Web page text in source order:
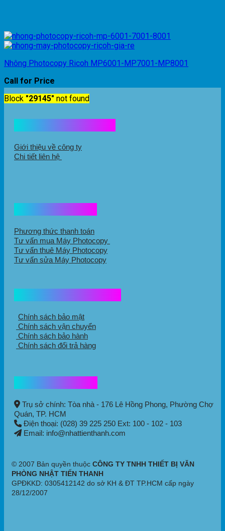
Nhông Photocopy Ricoh MP6001-MP7001-MP8001
Call for Price
Block "29145" not found
Giới thiệu về công ty
Chi tiết liên hệ
Phương thức thanh toán
Tư vấn mua Máy Photocopy
Tư vấn thuê Máy Photocopy
Tư vấn sửa Máy Photocopy
Chính sách bảo mật
Chính sách vận chuyển
Chính sách bảo hành
Chính sách đổi trả hàng
Trụ sở chính: Tòa nhà - 176 Lê Hồng Phong, Phường Chợ
Quán, TP. HCM
Điện thoại: (028) 39 225 250 Ext: 100 - 102 - 103
Email: info@nhattienthanh.com
© 2007 Bản quyền thuộc CÔNG TY TNHH THIẾT BỊ VĂN
PHÒNG NHẬT TIẾN THANH
GPĐKKD: 0305412142 do sở KH & ĐT TP.HCM cấp ngày
28/12/2007